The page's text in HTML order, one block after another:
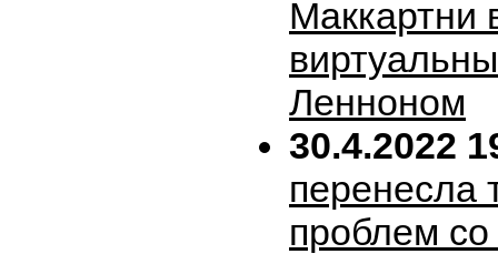
Маккартни
Ленноном
30.4.2022
перенесла
проблем